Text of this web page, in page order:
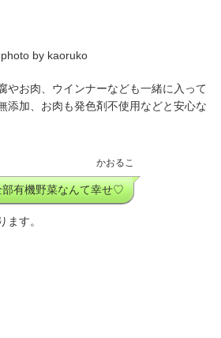
photo by kaoruko
やお肉、ウインナーなども一緒に入って
添加、お肉も発色剤不使用などと安心な
かおるこ
部有機野菜なんて幸せ♡
ます。